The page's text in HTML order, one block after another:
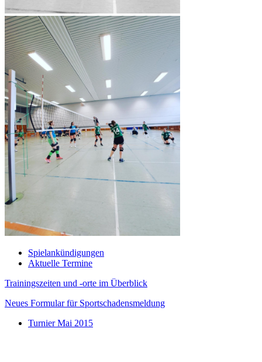
Spielankündigungen
Aktuelle Termine
Trainingszeiten und -orte im Überblick
Neues Formular für Sportschadensmeldung
Turnier Mai 2015